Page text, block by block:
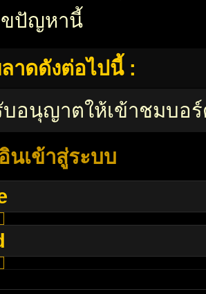
ขปัญหานี้
าดดังต่อไปนี้ :
อนุญาตให้เข้าชมบอ
เข้าสู่ระบบ